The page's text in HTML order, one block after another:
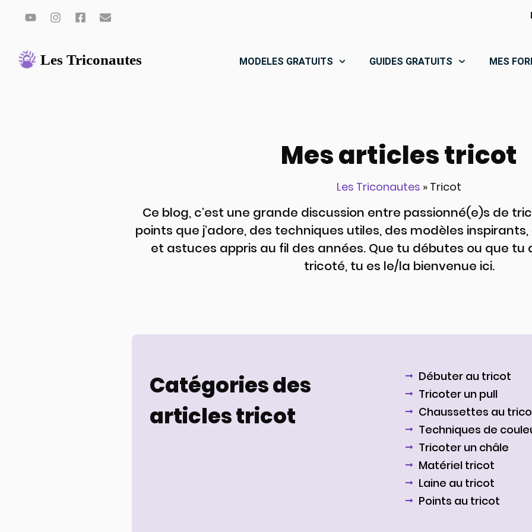
au
MODELES GRATUITS GUIDES GRATUITS MES
Mes articles tricot
Les Triconautes » Tricot
Ce blog, c’est une grande discussion entre passionné(e)s de
points que j’adore, des techniques utiles, des modèles
et astuces appris au fil des années. Que tu débutes ou que tu
tricoté, tu es le/la bienvenue ici.
Catégories des
articles tricot
Débuter au tricot
Tricoter un pull
Chaussettes au
Techniques de
Tricoter un châle
Matériel tricot
Laine au tricot
Points au tricot